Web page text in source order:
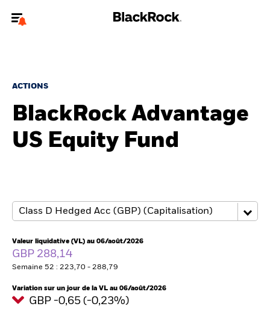
jourvotre type d'utilisateur
Nous connaître
ETF iShares
Analyses
Education
Intermédiaires financiers
ACTIONS
BlackRock Advantage
US Equity Fund
Valeur liquidative (VL) au 06/août/2026
GBP 288,14
Semaine 52 : 223,70 - 288,79
Variation sur un jour de la VL au 06/août/2026
GBP -0,65 (-0,23%)